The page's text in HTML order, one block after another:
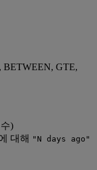
GTE,
)
대해
"N days ago"